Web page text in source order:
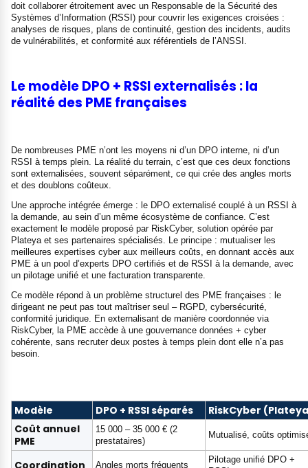
doit collaborer étroitement avec un Responsable de la Sécurité des
Systèmes d’Information (RSSI) pour couvrir les exigences croisées :
analyses de risques, plans de continuité, gestion des incidents, audits
de vulnérabilités, et conformité aux référentiels de l’ANSSI.
Le modèle DPO + RSSI externalisés : la
réalité des PME françaises
De nombreuses PME n’ont les moyens ni d’un DPO interne, ni d’un
RSSI à temps plein. La réalité du terrain, c’est que ces deux fonctions
sont externalisées, souvent séparément, ce qui crée des angles morts
et des doublons coûteux.
Une approche intégrée émerge : le DPO externalisé couplé à un RSSI à
la demande, au sein d’un même écosystème de confiance. C’est
exactement le modèle proposé par RiskCyber, solution opérée par
Plateya et ses partenaires spécialisés. Le principe : mutualiser les
meilleures expertises cyber aux meilleurs coûts, en donnant accès aux
PME à un pool d’experts DPO certifiés et de RSSI à la demande, avec
un pilotage unifié et une facturation transparente.
Ce modèle répond à un problème structurel des PME françaises : le
dirigeant ne peut pas tout maîtriser seul – RGPD, cybersécurité,
conformité juridique. En externalisant de manière coordonnée via
RiskCyber, la PME accède à une gouvernance données + cyber
cohérente, sans recruter deux postes à temps plein dont elle n’a pas
besoin.
Modèle DPO + RSSI séparés
RiskCyber
Coût annuel
PME
15 000 – 35 000 € (2
prestataires)
Mutualisé, coûts
Coordination Angles morts fréquents
Pilotage unifié DPO +